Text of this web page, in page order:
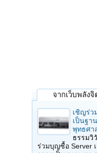
จากเว็บพลังจิ
เชิญร่ว
เป็นฐา
พุทธศา
ธรรมวิ
ร่วมบุญซื้อ Server